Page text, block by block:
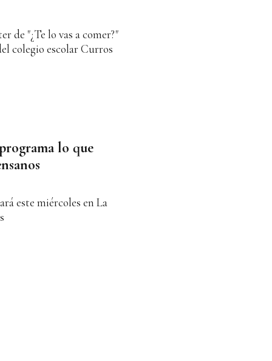
de "¿Te lo vas a comer?"
colegio escolar Curros
lo que
este miércoles en La